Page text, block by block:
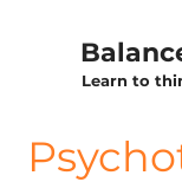
Learn to